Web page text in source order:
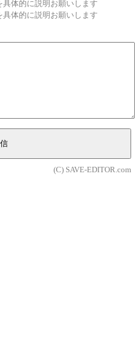
体的に説明お願いします
体的に説明お願いします
(C) SAVE-EDITOR.com